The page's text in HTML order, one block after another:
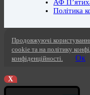
АФ
Політика
Продовжуючі
cookie та на політику
конфіденційності.
Ок
X